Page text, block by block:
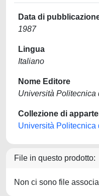
Data di
1987
Lingua
Italiano
Nome Editore
Università Politecnica
Collezione di
Università Politecnica
File in questo prodotto:
Non ci sono file